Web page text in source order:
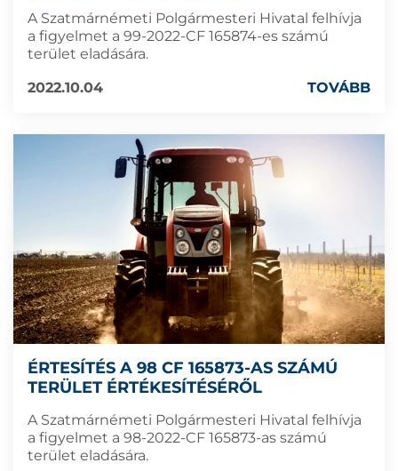
A Szatmárnémeti Polgármesteri Hivatal felhívja
a figyelmet a 99-2022-CF 165874-es számú
terület eladására.
2022.10.04
TOVÁBB
ÉRTESÍTÉS A 98 CF 165873-AS SZÁMÚ
TERÜLET ÉRTÉKESÍTÉSÉRŐL
A Szatmárnémeti Polgármesteri Hivatal felhívja
a figyelmet a 98-2022-CF 165873-as számú
terület eladására.